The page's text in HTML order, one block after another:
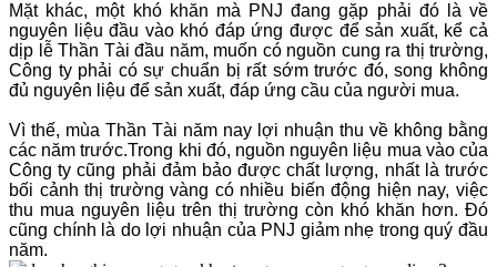
Mặt khác, một khó khăn mà PNJ đang gặp phải đó là về
nguyên liệu đầu vào khó đáp ứng được để sản xuất, kể cả
dịp lễ Thần Tài đầu năm, muốn có nguồn cung ra thị trường,
Công ty phải có sự chuẩn bị rất sớm trước đó, song không
đủ nguyên liệu để sản xuất, đáp ứng cầu của người mua.
Vì thế, mùa Thần Tài năm nay lợi nhuận thu về không bằng
các năm trước.Trong khi đó, nguồn nguyên liệu mua vào của
Công ty cũng phải đảm bảo được chất lượng, nhất là trước
bối cảnh thị trường vàng có nhiều biến động hiện nay, việc
thu mua nguyên liệu trên thị trường còn khó khăn hơn. Đó
cũng chính là do lợi nhuận của PNJ giảm nhẹ trong quý đầu
năm.